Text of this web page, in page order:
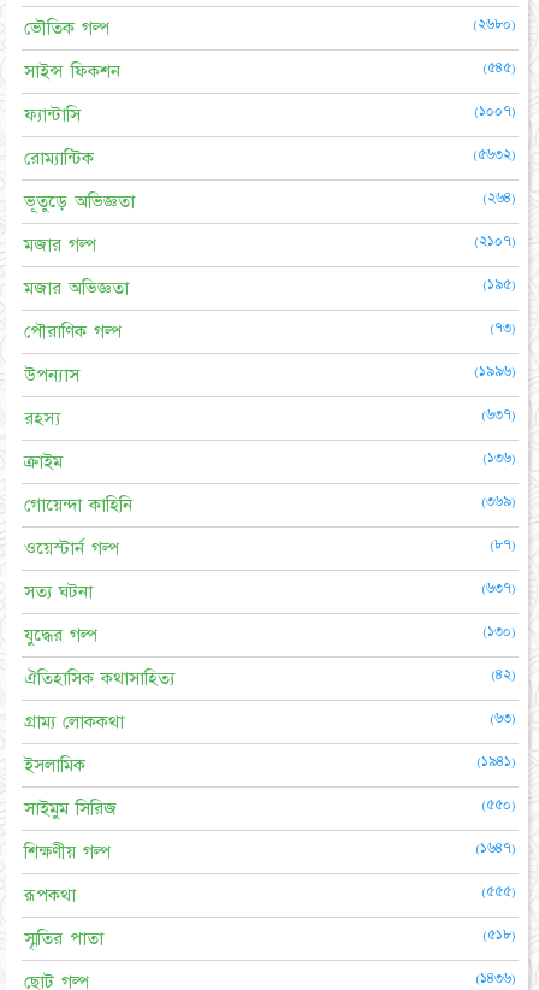
ভৌতিক গল্প (২৬৮০)
সাইন্স ফিকশন (৫৪৫)
ফ্যান্টাসি (১০০৭)
রোম্যান্টিক (৫৬৩২)
ভূতুড়ে অভিজ্ঞতা (২৬৪)
মজার গল্প (২১০৭)
মজার অভিজ্ঞতা (১৯৫)
পৌরাণিক গল্প (৭৩)
উপন্যাস (১৯৯৬)
রহস্য (৬৩৭)
ক্রাইম (১৩৬)
গোয়েন্দা কাহিনি (৩৬৯)
ওয়েস্টার্ন গল্প (৮৭)
সত্য ঘটনা (৬৩৭)
যুদ্ধের গল্প (১৩০)
ঐতিহাসিক কথাসাহিত্য (৪২)
গ্রাম্য লোককথা (৬৩)
ইসলামিক (১৯৪১)
সাইমুম সিরিজ (৫৫০)
শিক্ষণীয় গল্প (১৬৪৭)
রূপকথা (৫৫৫)
স্মৃতির পাতা (৫১৮)
ছোট গল্প (১৪৩৬)